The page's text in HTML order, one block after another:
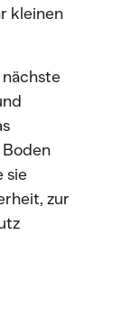
kleinen
sie
zur